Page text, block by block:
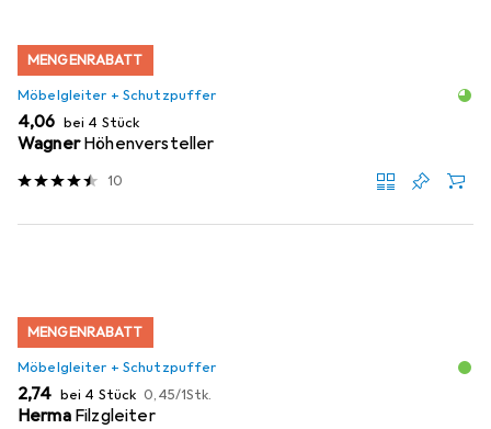
MENGENRABATT
Möbelgleiter + Schutzpuffer
EUR
4,06 bei 4 Stück
Wagner Höhenversteller
10
MENGENRABATT
Möbelgleiter + Schutzpuffer
EUR
2,74 bei 4 Stück EUR
0,45/1Stk.
Herma Filzgleiter